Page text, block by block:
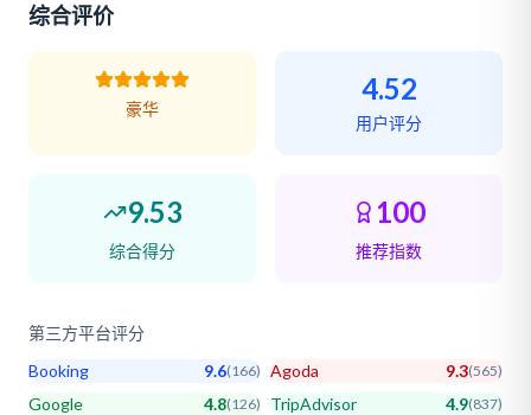
综合评价
豪华
4.52
用户评分
9.53
综合得分
100
推荐指数
第三方平台评分
Booking 9.6(166) Agoda 9.3(565)
Google 4.8(126) TripAdvisor 4.9(837)